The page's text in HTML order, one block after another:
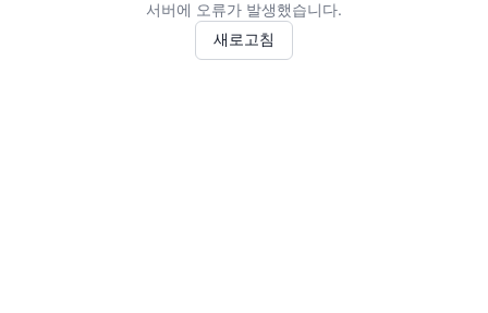
서버에 오류가 발생했습니다.
새로고침